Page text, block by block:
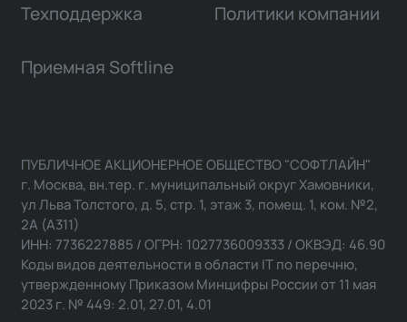
Техподдержка Политики компании
Приемная Softline
ПУБЛИЧНОЕ АКЦИОНЕРНОЕ ОБЩЕСТВО "СОФТЛАЙН"
г. Москва, вн.тер. г. муниципальный округ Хамовники,
ул Льва Толстого, д. 5, стр. 1, этаж 3, помещ. 1, ком. №2,
2А (А311)
ИНН: 7736227885 / ОГРН: 1027736009333 / ОКВЭД: 46.90
Коды видов деятельности в области IT по перечню,
утвержденному Приказом Минцифры России от 11 мая
2023 г. № 449: 2.01, 27.01, 4.01